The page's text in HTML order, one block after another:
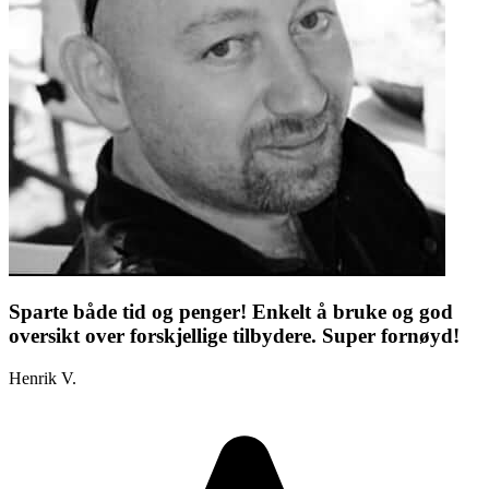
Sparte både tid og penger! Enkelt å bruke og god
oversikt over forskjellige tilbydere. Super fornøyd!
Henrik V.